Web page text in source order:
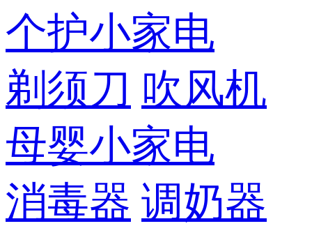
个护小家电
剃须刀 吹风机
母婴小家电
消毒器 调奶器